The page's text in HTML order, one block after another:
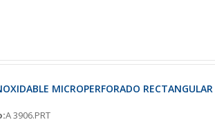
MICROPERFORADO RECTANGULAR
A 3906.PRT